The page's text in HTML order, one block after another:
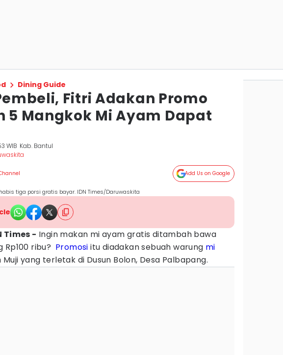
Dining Guide
Fitri Adakan Promo
5 Mangkok Mi Ayam Dapat
WIB Kab. Bantul
Add Us on Google
tiga porsi gratis bayar. IDN Times/Daruwaskita
Times - ‎Ingin makan mi ayam gratis ditambah bawa
Rp100 ribu? Promosi itu diadakan sebuah warung mi
Muji yang terletak di Dusun Bolon, Desa Palbapang.